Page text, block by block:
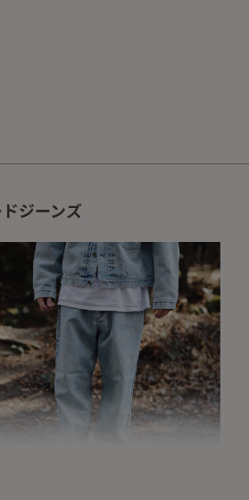
ジーンズ